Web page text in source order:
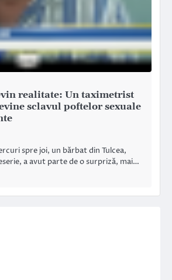
realitate: Un taximetrist
sclavul poftelor sexuale
spre joi, un bărbat din Tulcea,
a avut parte de o surpriză, mai…